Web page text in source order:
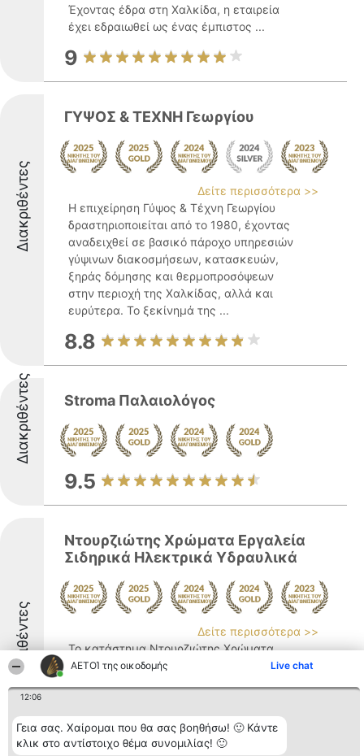
ΑΕΤΟΊ της οικοδομής Live chat
12:06
Γεια σας. Χαίρομαι που θα σας βοηθήσω! 🙂 Κάντε
κλικ στο αντίστοιχο θέμα συνομιλίας! 🙂
Έχοντας έδρα στη Χαλκίδα, η εταιρεία
έχει εδραιωθεί ως ένας έμπιστος ...
9
Διακριθέντες
ΓΥΨΟΣ & ΤΕΧΝΗ Γεωργίου
Δείτε περισσότερα >>
Η επιχείρηση Γύψος & Τέχνη Γεωργίου
δραστηριοποιείται από το 1980, έχοντας
αναδειχθεί σε βασικό πάροχο υπηρεσιών
γύψινων διακοσμήσεων, κατασκευών,
ξηράς δόμησης και θερμοπροσόψεων
στην περιοχή της Χαλκίδας, αλλά και
ευρύτερα. Το ξεκίνημά της ...
8.8
Διακριθέντες Stroma Παλαιολόγος
9.5
Διακριθέντες
Ντουρζιώτης Χρώματα Εργαλεία
Σιδηρικά Ηλεκτρικά Υδραυλικά
Δείτε περισσότερα >>
Το κατάστημα Ντουρζιώτης Χρώματα
Εργαλεία Σιδηρικά Ηλεκτρικά Υδραυλικά
αποτελώντας σημείο αναφοράς στον
χώρο των οικοδομικών υλικών και
εργαλείων. Η εταιρεία αναπτύσσει